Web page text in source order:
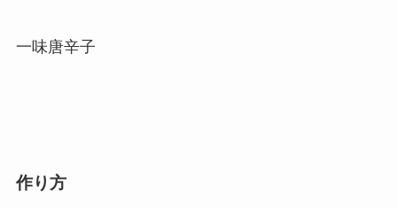
一味唐辛子
作り方